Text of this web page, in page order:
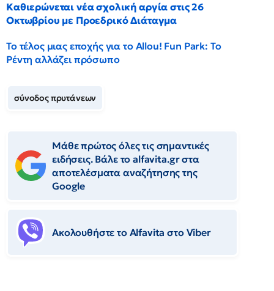
Καθιερώνεται νέα σχολική αργία στις 26
Οκτωβρίου με Προεδρικό Διάταγμα
Το τέλος μιας εποχής για το Allou! Fun Park: Το
Ρέντη αλλάζει πρόσωπο
σύνοδος πρυτάνεων
Μάθε πρώτος όλες τις σημαντικές
ειδήσεις. Βάλε το alfavita.gr στα
αποτελέσματα αναζήτησης της
Google
Ακολουθήστε το Αlfavita στο Viber